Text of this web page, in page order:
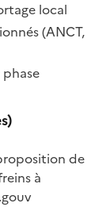
local
(ANCT,
de
à